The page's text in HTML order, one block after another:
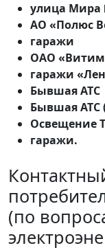
улица Мира
АО «Полюс
гаражи
ОАО
гаражи
Бывшая АТС
Бывшая АТС
Освещение
гаражи.
(по